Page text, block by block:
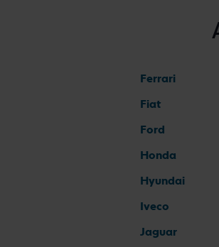
Ferrari
Fiat
Ford
Honda
Hyundai
Iveco
Jaguar